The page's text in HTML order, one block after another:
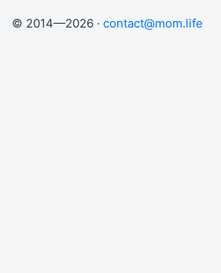
© 2014—2026 · contact@mom.life